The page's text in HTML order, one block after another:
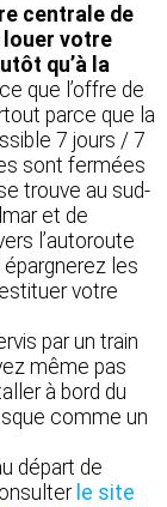
centrale de
louer votre
qu’à la
que l’offre de
parce que la
7 jours / 7
sont fermées
trouve au sud-
et de
l’autoroute
les
votre
par un train
même pas
à bord du
comme un
départ de
le site